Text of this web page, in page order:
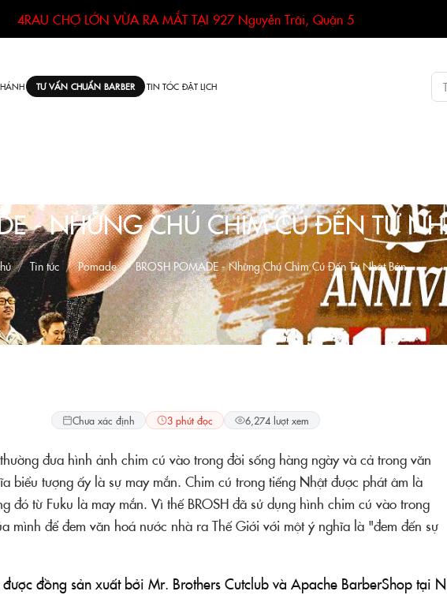
4RAU CHỢ LỚN VỪA RA MẮT TẠI 927 Nguyễn Trãi, Quận 5
TƯ VẤN CHUẨN BARBER TIN TÓC ĐẶT LỊCH
- NHỮNG CHÚ CHIM CÚ ĐẾN TỪ
Tin tức Pomade BROSH POMADE - Những Chú Chim Cú Đến Từ Nhật Bản
Chưa xác định
3 phút đọc 6,274 lượt xem
đưa hình ảnh chim cú vào trong đời sống hàng ngày và cả trong văn
biểu tượng ấy là sự may mắn. Chim cú trong tiếng Nhật được phát âm là
đó từ Fuku là may mắn. Vì thế BROSH đã sử dụng hình chim cú vào trong
mình để đem văn hoá nước nhà ra Thế Giới với một ý nghĩa là "đem đến sự
được đồng sản xuất bởi Mr. Brothers Cutclub và Apache BarberShop tại